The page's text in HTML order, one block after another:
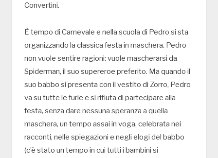
Convertini.
È tempo di Carnevale e nella scuola di Pedro si sta
organizzando la classica festa in maschera. Pedro
non vuole sentire ragioni: vuole mascherarsi da
Spiderman, il suo supereroe preferito. Ma quando il
suo babbo si presenta con il vestito di Zorro, Pedro
va su tutte le furie e si rifiuta di partecipare alla
festa, senza dare nessuna speranza a quella
maschera, un tempo assai in voga, celebrata nei
racconti, nelle spiegazioni e negli elogi del babbo
(c’è stato un tempo in cui tutti i bambini si